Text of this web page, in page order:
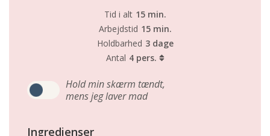
Tid i alt 15 min.
Arbejdstid 15 min.
Holdbarhed 3 dage
Antal 4 pers.
Hold min skærm tændt,
mens jeg laver mad
Ingredienser